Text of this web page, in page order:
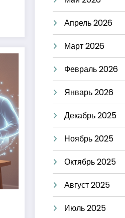
Апрель 2026
Март 2026
Февраль 2026
Январь 2026
Декабрь 2025
Ноябрь 2025
Октябрь 2025
Август 2025
Июль 2025